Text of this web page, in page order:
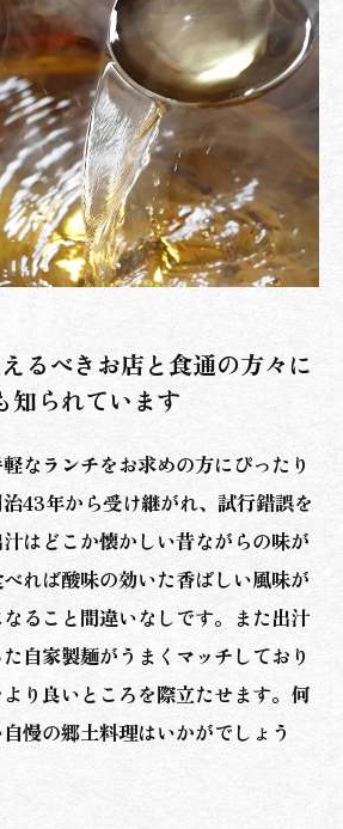
るべきお店と食通の方々に
知られています
なランチをお求めの方にぴったり
43年から受け継がれ、試行錯誤を
はどこか懐かしい昔ながらの味が
れば酸味の効いた香ばしい風味が
ること間違いなしです。また出汁
自家製麺がうまくマッチしており
り良いところを際立たせます。何
慢の郷土料理はいかがでしょう